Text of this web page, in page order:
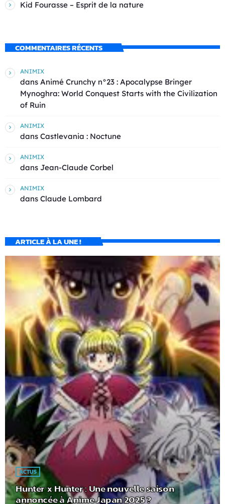
Kid Fourasse – Esprit de la nature
COMMENTAIRES RÉCENTS
ANIMIX
dans Animé Crunchy n°23 : Apocalypse Bringer
Mynoghra: World Conquest Starts with the Civilization
of Ruin
ANIMIX
dans Castlevania : Noctune
ANIMIX
dans Jean-Claude Corbel
ANIMIX
dans Claude Lombard
ARTICLE À LA UNE !
ACTUS
Hunter x Hunter : Une nouvelle saison
annoncée à Anime Japan 2025 ?